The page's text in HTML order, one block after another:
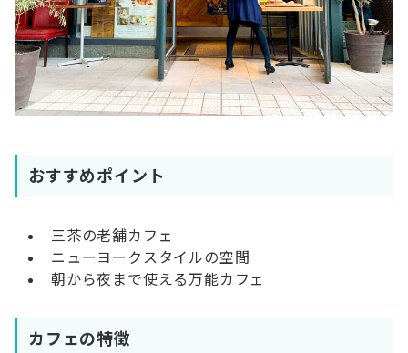
おすすめポイント
三茶の老舗カフェ
ニューヨークスタイルの空間
朝から夜まで使える万能カフェ
カフェの特徴